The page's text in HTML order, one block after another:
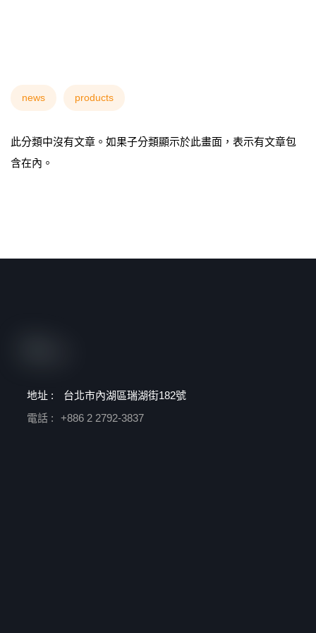
news products
此分類中沒有文章。如果子分類顯示於此畫面，表示有文章包
含在內。
地址 :
台北市內湖區瑞湖街182號
電話 :
+886 2 2792-3837